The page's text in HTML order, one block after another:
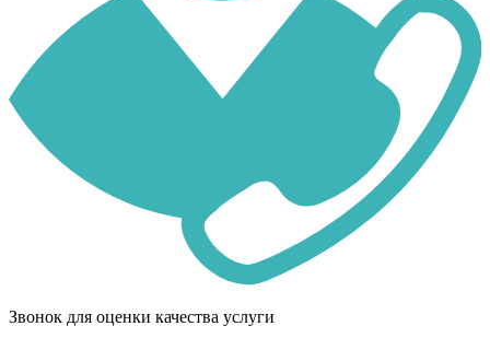
Звонок для оценки качества услуги